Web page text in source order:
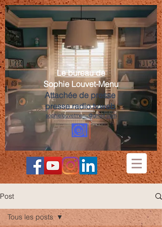
Le bureau de
Sophie Louvet-Menu
Attachée de presse
presse.radio.tv.web
sophielouvetmenu@gmail.com
Post
Tous les posts